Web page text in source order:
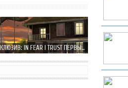
ЭКСКЛЮЗИВ: IN FEAR I TRUST ПЕРВЫЙ ВЗГЛЯД НА БУДУЩИЙ ТРИЛЛЕР